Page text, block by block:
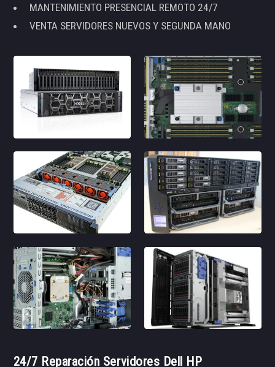
MANTENIMIENTO PRESENCIAL REMOTO 24/7
VENTA SERVIDORES NUEVOS Y SEGUNDA MANO
24/7 Reparación Servidores Dell HP